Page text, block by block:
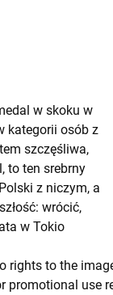
w skoku w
kategorii osób z
szczęśliwa,
to ten srebrny
z niczym, a
wrócić,
w Tokio